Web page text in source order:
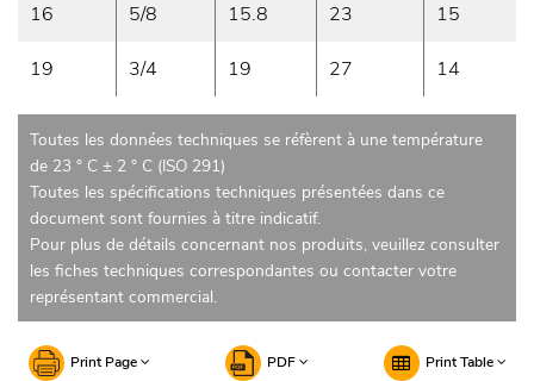
16 5/8 15.8 23 15
19 3/4 19 27 14
Toutes les données techniques se réfèrent à une température
de 23 ° C ± 2 ° C (ISO 291)
Toutes les spécifications techniques présentées dans ce
document sont fournies à titre indicatif.
Pour plus de détails concernant nos produits, veuillez consulter
les fiches techniques correspondantes ou contacter votre
représentant commercial.
Print Page PDF Print Table